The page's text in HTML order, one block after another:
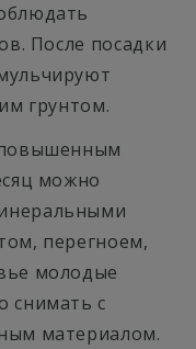
После посадки
грунтом.
можно
перегноем,
молодые
снимать с
материалом.